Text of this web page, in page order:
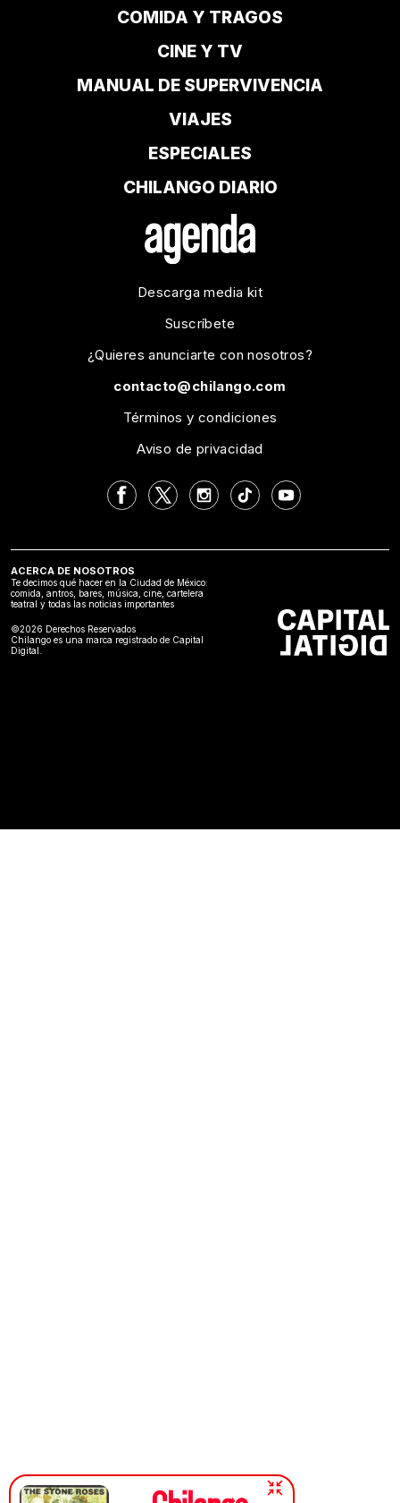
COMIDA Y TRAGOS
CINE Y TV
MANUAL DE SUPERVIVENCIA
VIAJES
ESPECIALES
CHILANGO DIARIO
Descarga media kit
Suscríbete
¿Quieres anunciarte con nosotros?
contacto@chilango.com
Términos y condiciones
Aviso de privacidad
ACERCA DE NOSOTROS
Te decimos qué hacer en la Ciudad de México:
comida, antros, bares, música, cine, cartelera
teatral y todas las noticias importantes
©2026 Derechos Reservados
Chilango es una marca registrado de Capital
Digital.